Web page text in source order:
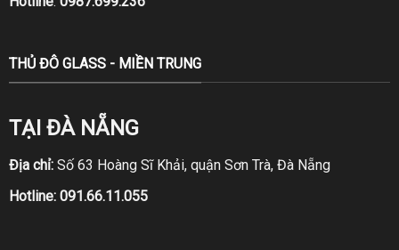
THỦ ĐÔ GLASS - MIỀN TRUNG
TẠI ĐÀ NẴNG
Địa chỉ:Số 63 Hoàng Sĩ Khải, quận Sơn Trà, Đà Nẵng
Hotline: 091.66.11.055